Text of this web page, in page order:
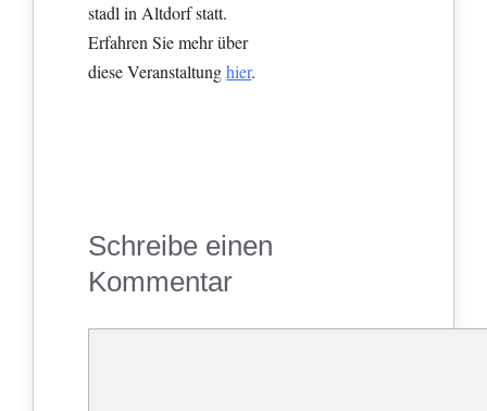
stadl in Altdorf statt.
Erfahren Sie mehr über
diese Veranstaltunghier.
Schreibe einen
Kommentar